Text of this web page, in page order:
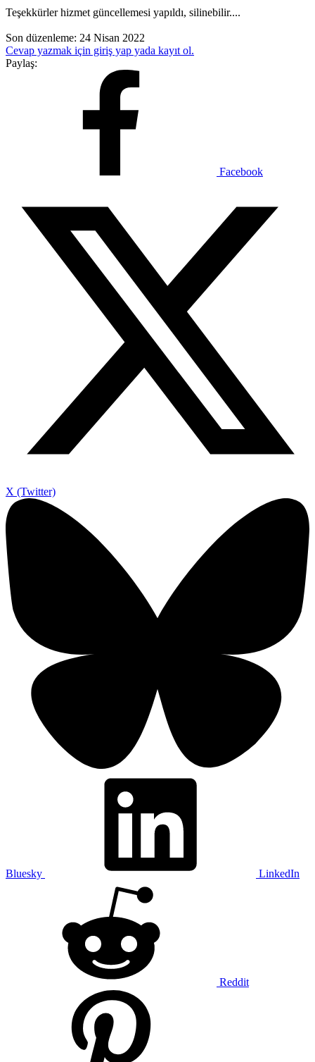
Teşekkürler hizmet güncellemesi yapıldı, silinebilir....
Son düzenleme: 24 Nisan 2022
Cevap yazmak için giriş yap yada kayıt ol.
Paylaş:
Facebook
X (Twitter)
Bluesky LinkedIn
Reddit